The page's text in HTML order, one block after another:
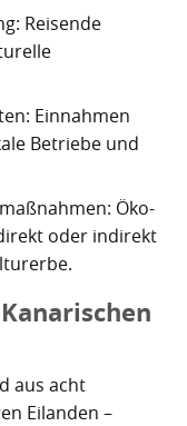
von Güímar
Reisende
Einnahmen
Betriebe und
Öko-
oder indirekt
aus acht
Eilanden –